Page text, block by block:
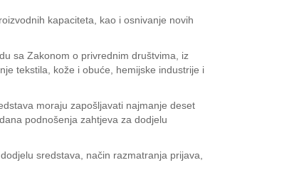
kapaciteta, kao i osnivanje novih
sa Zakonom o privrednim društvima, iz
tekstila, kože i obuće, hemijske industrije i
moraju zapošljavati najmanje deset
podnošenja zahtjeva za dodjelu
sredstava, način razmatranja prijava,